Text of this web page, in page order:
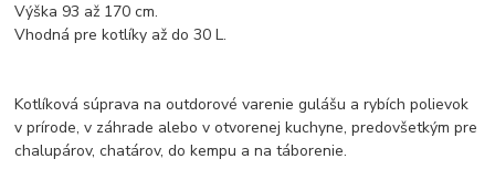
Výška 93 až 170 cm.
Vhodná pre kotlíky až do 30 L.
Kotlíková súprava na outdorové varenie gulášu a rybích polievok
v prírode, v záhrade alebo v otvorenej kuchyne, predovšetkým pre
chalupárov, chatárov, do kempu a na táborenie.